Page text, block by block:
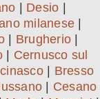
Desio
milanese
Brugherio
| Cernusco sul
| Bresso
Cesano